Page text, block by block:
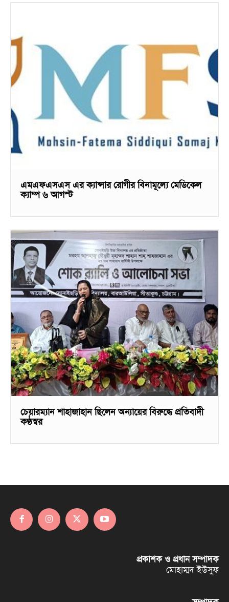
এমএফএসএস এর ক্যান্সার রোগীর বিনামূল্যে মেডিকেল
ক্যাম্প ৬ আগস্ট
চেয়ারম্যান শাহাজাহান ছিলেন অন্যায়ের বিরুদ্ধে প্রতিবাদী
কণ্ঠস্বর
প্রকাশক ও প্রধান সম্পাদক
মোহাম্মদ ইউসুফ